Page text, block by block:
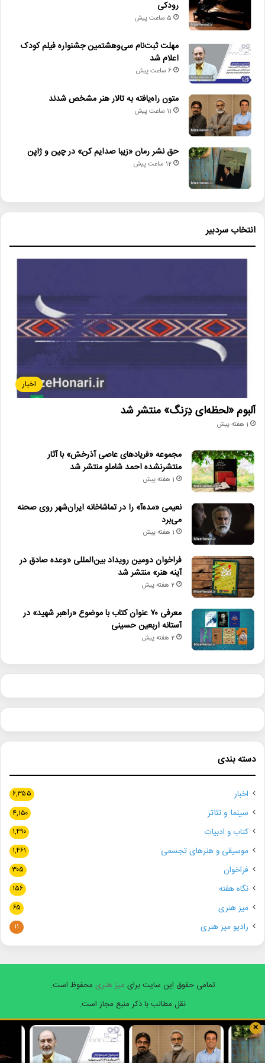
دیگر خبرها
• بسته خبری
• دبیر چهل و پنجمین جشنواره بین المللی تئاتر فجر منصوب شد
• از موتزارت تا شوپن؛ رسیتال فریدون ناصحی در تالار رودکی
• مهلت ثبت‌نام سی‌وهشتمین جشنواره فیلم کودک اعلام شد
• متون راه‌یافته به تالار هنر مشخص شدند
• حق نشر رمان «زیبا صدایم کن» در چین و ژاپن
• آخرین وضعیت درمانی ایرج خواجه‌امیری پیگیری شد
شکارچیان_شگفت_آور
کانون پرورش فکری کودکان و نوجوانان
کتاب_توکا
کتاب_کودک
رودکی
5 ساعت پیش
مهلت ثبت‌نام سی‌وهشتمین جشنواره فیلم کودک
اعلام شد
6 ساعت پیش
متون راه‌یافته به تالار هنر مشخص شدند
11 ساعت پیش
حق نشر رمان «زیبا صدایم کن» در چین و ژاپن
12 ساعت پیش
انتخاب سردبیر
اخبار
آلبوم «لحظه‌ای دِرَنگ» منتشر شد
1 هفته پیش
مجموعه «فریادهای عاصی آذرخش» با آثار
منتشرنشده احمد شاملو منتشر شد
1 هفته پیش
نعیمی «مده‌آ» را در تماشاخانه ایران‌شهر روی صحنه
می‌برد
1 هفته پیش
فراخوان دومین رویداد بین‌المللی «وعده صادق در
آینه هنر» منتشر شد
2 هفته پیش
معرفی ۷۰ عنوان کتاب با موضوع «راهبر شهید» در
آستانه اربعین حسینی
2 هفته پیش
دسته بندی
اخبار ۶,۳۵۵
سینما و تئاتر ۴,۱۵۰
کتاب و ادبیات ۱,۴۹۰
موسیقی و هنرهای تجسمی ۱,۴۶۱
فراخوان ۳۰۵
نگاه هفته ۱۵۶
میز هنری ۶۵
رادیو میز هنری ۱۱
تمامی حقوق این سایت برای میز هنری محفوظ است.
نقل مطالب با ذکر منبع مجاز است.
فیسبوکایکس یوتیوباینستاگرام واتس
✕